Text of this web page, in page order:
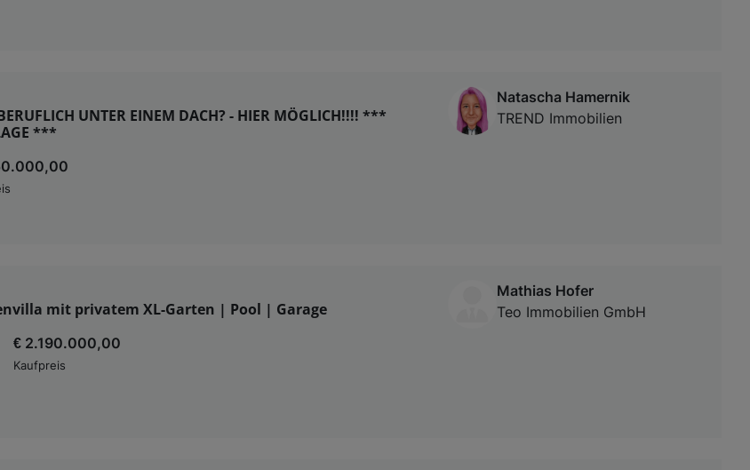
UNTER EINEM DACH? - HIER MÖGLICH!!!! ***
***
Natascha Hamernik
TREND Immobilien
mit privatem XL-Garten | Pool | Garage
€ 2.190.000,00
Kaufpreis
Mathias Hofer
Teo Immobilien GmbH